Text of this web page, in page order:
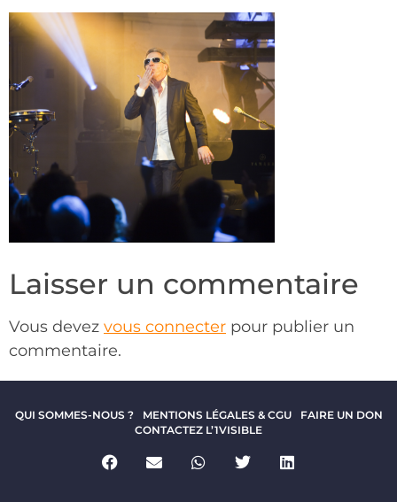
Laisser un commentaire
Vous devez vous connecter pour publier un
commentaire.
QUI SOMMES-NOUS ? MENTIONS LÉGALES & CGU
FAIRE UN DON
CONTACTEZ L’1VISIBLE